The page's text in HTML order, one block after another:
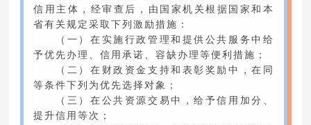
信用主体，经审查后，由国家机关根据国家和本
省有关规定采取下列激励措施：
（一）在实施行政管理和提供公共服务中给
予优先办理、信用承诺、容缺办理等便利措施；
（二）在财政资金支持和表彰奖励中，在同
等条件下列为优先选择对象；
（三）在公共资源交易中，给予信用加分、
提升信用等次；